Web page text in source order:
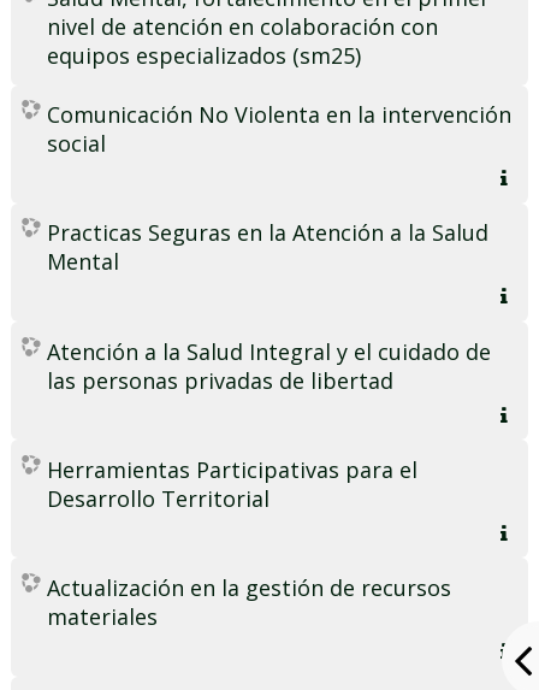
nivel de atención en colaboración con
equipos especializados (sm25)
Comunicación No Violenta en la intervención
social
Practicas Seguras en la Atención a la Salud
Mental
Atención a la Salud Integral y el cuidado de
las personas privadas de libertad
Herramientas Participativas para el
Desarrollo Territorial
Actualización en la gestión de recursos
materiales